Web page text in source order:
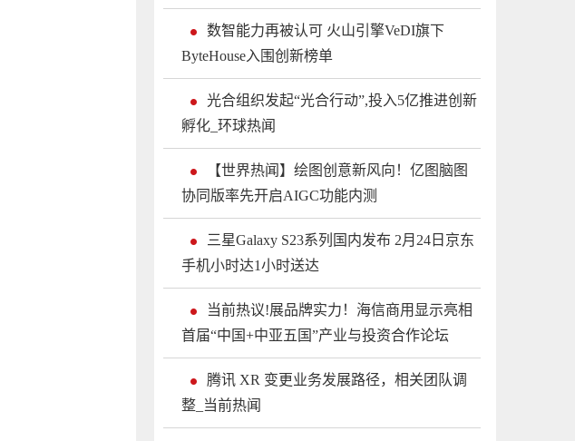
数智能力再被认可 火山引擎VeDI旗下
ByteHouse入围创新榜单
光合组织发起“光合行动”,投入5亿推进创新
孵化_环球热闻
【世界热闻】绘图创意新风向！亿图脑图
协同版率先开启AIGC功能内测
三星Galaxy S23系列国内发布 2月24日京东
手机小时达1小时送达
当前热议!展品牌实力！海信商用显示亮相
首届“中国+中亚五国”产业与投资合作论坛
腾讯 XR 变更业务发展路径，相关团队调
整_当前热闻